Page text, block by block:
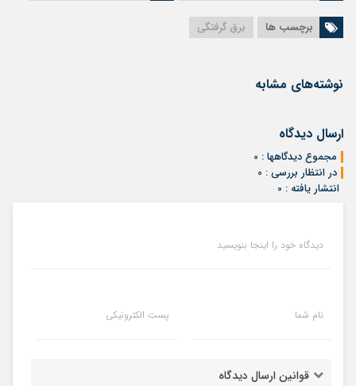
برچسب ها برق گرفتگی
نوشته‌های مشابه
ارسال دیدگاه
مجموع دیدگاهها : 0
در انتظار بررسی : 0
انتشار یافته : 0
دیدگاه خود را اینجا بنویسید
نام شما پست الکترونیکی
قوانین ارسال دیدگاه